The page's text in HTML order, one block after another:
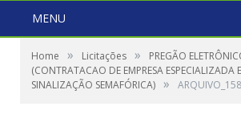
MENU
Home » Licitações »
PREGÃO
(CONTRATACAO DE EMPRESA ESPECIALIZADA
SINALIZAÇÃO SEMAFÓRICA) »